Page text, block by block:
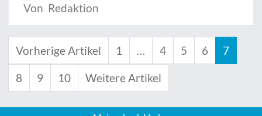
Von Redaktion
Vorherige Artikel 1 … 4 5 6 7
8 9 10 Weitere Artikel